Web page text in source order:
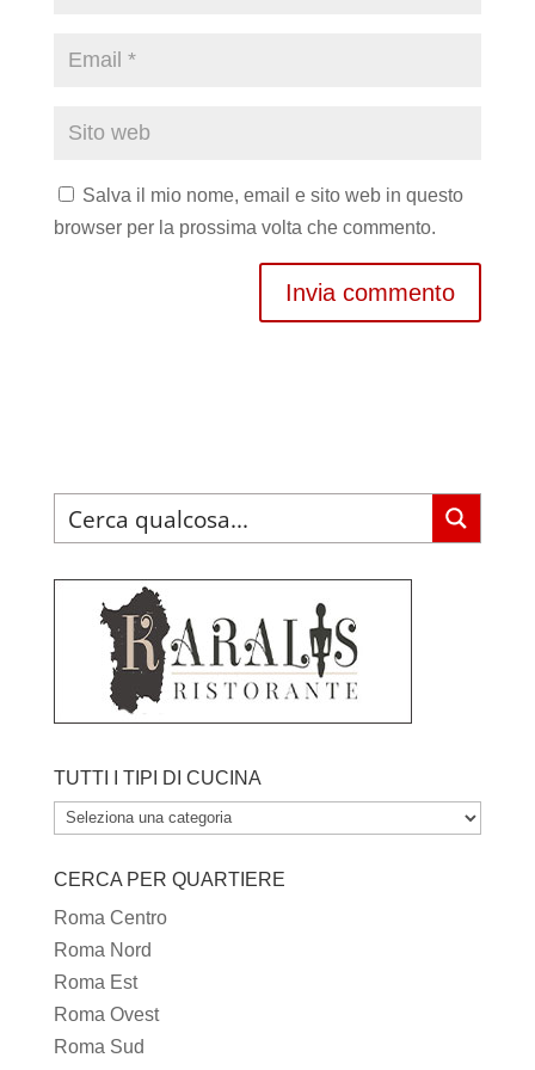
Salva il mio nome, email e sito web in questo
browser per la prossima volta che commento.
TUTTI I TIPI DI CUCINA
TUTTI
TIPI
DI
CUCINA
CERCA PER QUARTIERE
Roma Centro
Roma Nord
Roma Est
Roma Ovest
Roma Sud